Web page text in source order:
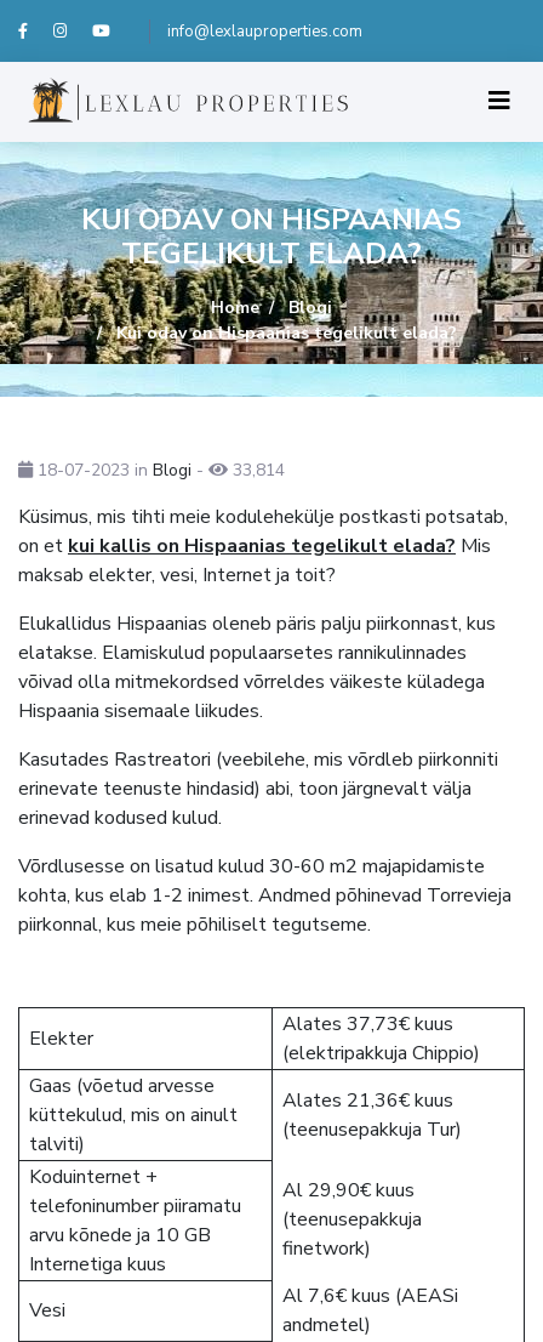
info@lexlauproperties.com
KUI ODAV ON HISPAANIAS
TEGELIKULT ELADA?
Home
Blogi
Kui odav on Hispaanias tegelikult elada?
18-07-2023 in Blogi - 33,814
Küsimus, mis tihti meie kodulehekülje postkasti potsatab,
on et kui kallis on Hispaanias tegelikult elada? Mis
maksab elekter, vesi, Internet ja toit?
Elukallidus Hispaanias oleneb päris palju piirkonnast, kus
elatakse. Elamiskulud populaarsetes rannikulinnades
võivad olla mitmekordsed võrreldes väikeste küladega
Hispaania sisemaale liikudes.
Kasutades Rastreatori (veebilehe, mis võrdleb piirkonniti
erinevate teenuste hindasid) abi, toon järgnevalt välja
erinevad kodused kulud.
Võrdlusesse on lisatud kulud 30-60 m2 majapidamiste
kohta, kus elab 1-2 inimest. Andmed põhinevad Torrevieja
piirkonnal, kus meie põhiliselt tegutseme.
Elekter
Alates 37,73€ kuus
(elektripakkuja Chippio)
Gaas (võetud arvesse
küttekulud, mis on ainult
talviti)
Alates 21,36€ kuus
(teenusepakkuja Tur)
Koduinternet +
telefoninumber piiramatu
arvu kõnede ja 10 GB
Internetiga kuus
Al 29,90€ kuus
(teenusepakkuja
finetwork)
Vesi
Al 7,6€ kuus (AEASi
andmetel)